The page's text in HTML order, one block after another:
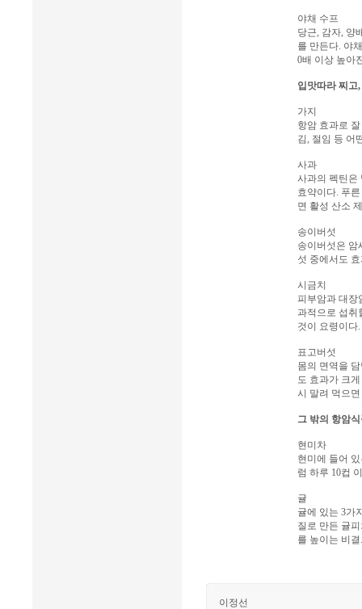
야채 수프
당근, 감자, 양
를 만든다. 야
0배 이상 높아
입맛따라 찌고
가지
항암 효과로
김, 절임 등 어
사과
사과의 펙틴은
효약이다. 푸
면 활성 산소
송이버섯
송이버섯은 암
섯 중에서도
시금치
피부암과 대장
과적으로 섭취
것이 요령이다.
표고버섯
몸의 면역을
도 효과가 크
시 말려 먹으
그 밖의 항암
현미차
현미에 들어
럼 하루 10컵
귤
귤에 있는 3가
질로 만든 귤
를 높이는 비
이정선